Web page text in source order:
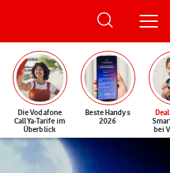
Die Vodafone
CallYa-Tarife im
Überblick
Beste Handys
2026
Deal
bei